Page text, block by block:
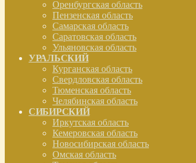
Оренбургская область
Пензенская область
Самарская область
Саратовская область
Ульяновская область
УРАЛЬСКИЙ
Курганская область
Свердловская область
Тюменская область
Челябинская область
СИБИРСКИЙ
Иркутская область
Кемеровская область
Новосибирская область
Омская область